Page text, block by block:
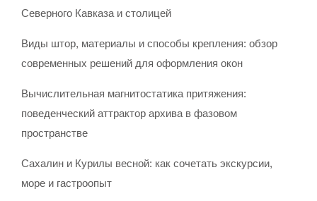
Северного Кавказа и столицей
Виды штор, материалы и способы крепления: обзор
современных решений для оформления окон
Вычислительная магнитостатика притяжения:
поведенческий аттрактор архива в фазовом
пространстве
Сахалин и Курилы весной: как сочетать экскурсии,
море и гастроопыт